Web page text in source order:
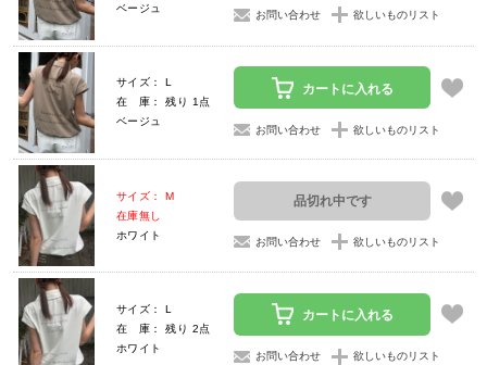
ベージュ
お問い合わせ 欲しいものリスト
サイズ： L
在 庫： 残り 1点
ベージュ
カートに入れる
お問い合わせ 欲しいものリスト
サイズ： M
在庫無し
ホワイト
品切れ中です
お問い合わせ 欲しいものリスト
サイズ： L
在 庫： 残り 2点
ホワイト
カートに入れる
お問い合わせ 欲しいものリスト